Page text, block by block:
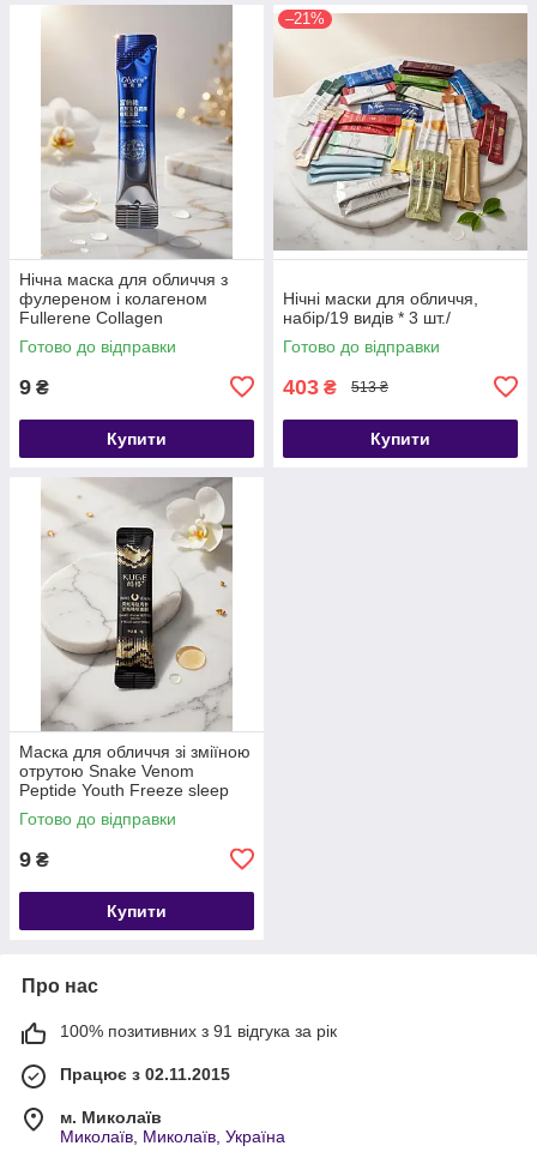
Нічна маска для обличчя з
фулереном і колагеном
Fullerene Collagen
Moisturizing DLYERN 4 г
Готово до відправки
9 ₴
Купити
–21%
Нічні маски для обличчя,
набір/19 видів * 3 шт./
Готово до відправки
403 ₴ 513 ₴
Купити
Маска для обличчя зі зміїною
отрутою Snake Venom
Peptide Youth Freeze sleep
mask KUGE 4г
Готово до відправки
9 ₴
Купити
Про нас
100% позитивних з 91 відгука за рік
Працює з 02.11.2015
м. Миколаїв
Миколаїв, Миколаїв, Україна